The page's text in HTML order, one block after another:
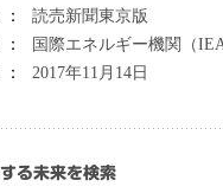
読売新聞東京版
国際エネルギー機関（
2017年11月14日
る未来を検索